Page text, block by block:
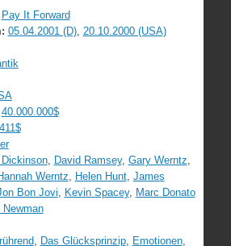
Pay It Forward
05.04.2001 (D), 20.10.2000 (USA)
40.000.000$
, David Ramsey, Gary Werntz
Werntz Helen Hunt, James
Bon Jovi Kevin Spacey, Marc Donato
, Das Glücksprinzip, Emotionen,